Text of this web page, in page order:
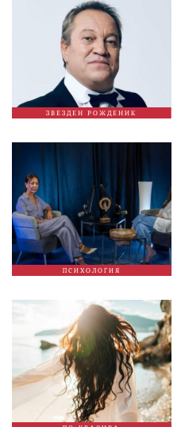
ЗВЕЗДЕН РОЖДЕНИК
ПСИХОЛОГИЯ